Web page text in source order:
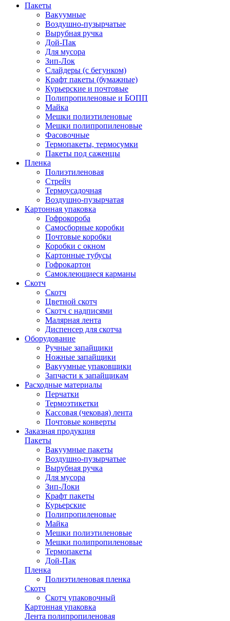
Пакеты
Вакуумные
Воздушно-пузырчатые
Вырубная ручка
Дой-Пак
Для мусора
Зип-Лок
Слайдеры (с бегунком)
Крафт пакеты (бумажные)
Курьерские и почтовые
Полипропиленовые и БОПП
Майка
Мешки полиэтиленовые
Мешки полипропиленовые
Фасовочные
Термопакеты, термосумки
Пакеты под саженцы
Пленка
Полиэтиленовая
Стрейч
Термоусадочная
Воздушно-пузырчатая
Картонная упаковка
Гофрокороба
Самосборные коробки
Почтовые коробки
Коробки с окном
Картонные тубусы
Гофрокартон
Самоклеющиеся карманы
Скотч
Скотч
Цветной скотч
Скотч с надписями
Малярная лента
Диспенсер для скотча
Оборудование
Ручные запайщики
Ножные запайщики
Вакуумные упаковщики
Запчасти к запайщикам
Расходные материалы
Перчатки
Термоэтикетки
Кассовая (чековая) лента
Почтовые конверты
Заказная продукция
Пакеты
Вакуумные пакеты
Воздушно-пузырчатые
Вырубная ручка
Для мусора
Зип-Локи
Крафт пакеты
Курьерские
Полипропиленовые
Майка
Мешки полиэтиленовые
Мешки полипропиленовые
Термопакеты
Дой-Пак
Пленка
Полиэтиленовая пленка
Скотч
Скотч упаковочный
Картонная упаковка
Лента полипропиленовая